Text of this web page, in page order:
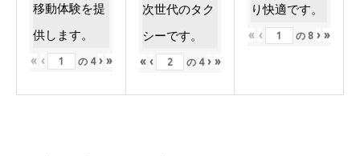
移動体験を提
供します。
« ‹ の 4 › »
次世代のタク
シーです。
« ‹ の 4 › »
り快適です。
« ‹ の 8 › »